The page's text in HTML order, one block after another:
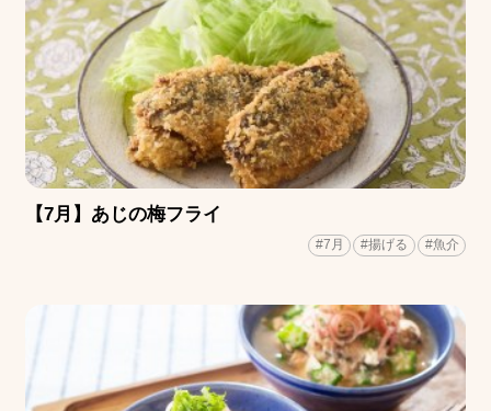
【7月】あじの梅フライ
#7月 #揚げる #魚介